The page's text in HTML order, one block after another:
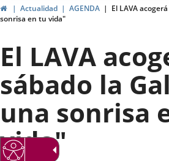
de
Valladolid
HomeActualidad AGENDA
El LAVA
sonrisa en tu vida"
El LAVA
sábado la
una sonrisa
vida"